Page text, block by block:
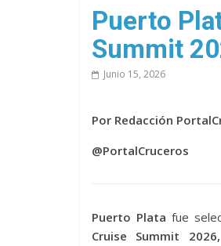
sitio
Puerto
Summit
Junio 15, 2026
Por Redacción
@PortalCruceros
Puerto Plata fue
Cruise Summit 2026,